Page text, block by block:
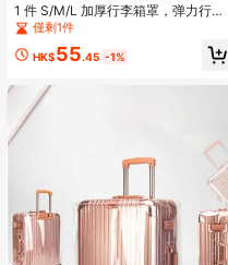
1 件 S/M/L 加厚行李箱罩，弹力行李
箱罩，适用于 18 至 30 英寸行李箱防
僅剩1件
HK$55.45 -1%